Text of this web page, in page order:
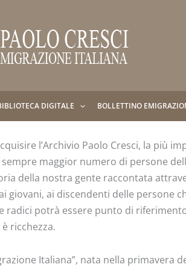
DIGITALE BOLLETTINO
l’Archivio Paolo Cresci, la più
maggior numero di persone
della nostra gente raccontata
giovani, ai discendenti delle
radici potrà essere punto di
ricchezza.
Italiana”, nata nella